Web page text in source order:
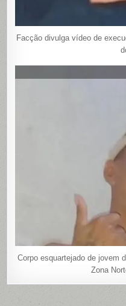
Facção divulga vídeo de
Corpo esquartejado de jovem
Zona